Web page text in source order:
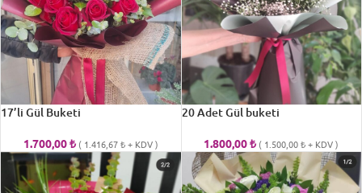
17’li Gül Buketi
1.700,00₺ ( 1.416,67₺+ KDV )
20 Adet Gül buketi
1.800,00₺ ( 1.500,00₺+ KDV )